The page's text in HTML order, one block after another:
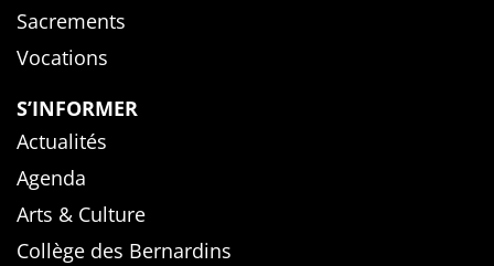
Sacrements
Vocations
S’INFORMER
Actualités
Agenda
Arts & Culture
Collège des Bernardins